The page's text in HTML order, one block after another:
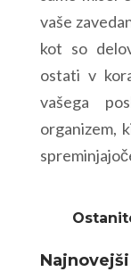
vaše
kot so
ostati v
vašega
organizem,